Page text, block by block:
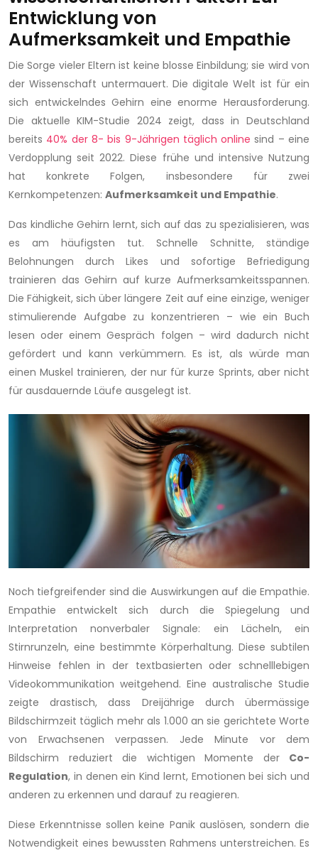
Entwicklung von
Aufmerksamkeit und Empathie
Die Sorge vieler Eltern ist keine blosse Einbildung; sie wird von
der Wissenschaft untermauert. Die digitale Welt ist für ein
sich entwickelndes Gehirn eine enorme Herausforderung.
Die aktuelle KIM-Studie 2024 zeigt, dass in Deutschland
bereits 40% der 8- bis 9-Jährigen täglich online sind – eine
Verdopplung seit 2022. Diese frühe und intensive Nutzung
hat konkrete Folgen, insbesondere für zwei
Kernkompetenzen: Aufmerksamkeit und Empathie.
Das kindliche Gehirn lernt, sich auf das zu spezialisieren, was
es am häufigsten tut. Schnelle Schnitte, ständige
Belohnungen durch Likes und sofortige Befriedigung
trainieren das Gehirn auf kurze Aufmerksamkeitsspannen.
Die Fähigkeit, sich über längere Zeit auf eine einzige, weniger
stimulierende Aufgabe zu konzentrieren – wie ein Buch
lesen oder einem Gespräch folgen – wird dadurch nicht
gefördert und kann verkümmern. Es ist, als würde man
einen Muskel trainieren, der nur für kurze Sprints, aber nicht
für ausdauernde Läufe ausgelegt ist.
Noch tiefgreifender sind die Auswirkungen auf die Empathie.
Empathie entwickelt sich durch die Spiegelung und
Interpretation nonverbaler Signale: ein Lächeln, ein
Stirnrunzeln, eine bestimmte Körperhaltung. Diese subtilen
Hinweise fehlen in der textbasierten oder schnelllebigen
Videokommunikation weitgehend. Eine australische Studie
zeigte drastisch, dass Dreijährige durch übermässige
Bildschirmzeit täglich mehr als 1.000 an sie gerichtete Worte
von Erwachsenen verpassen. Jede Minute vor dem
Bildschirm reduziert die wichtigen Momente der Co-
Regulation, in denen ein Kind lernt, Emotionen bei sich und
anderen zu erkennen und darauf zu reagieren.
Diese Erkenntnisse sollen keine Panik auslösen, sondern die
Notwendigkeit eines bewussten Rahmens unterstreichen. Es